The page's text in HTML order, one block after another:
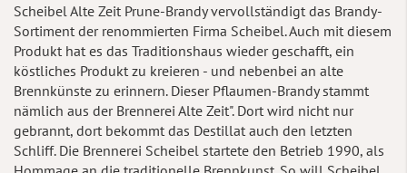
Scheibel Alte Zeit Prune-Brandy vervollständigt das Brandy-
Sortiment der renommierten Firma Scheibel. Auch mit diesem
Produkt hat es das Traditionshaus wieder geschafft, ein
köstliches Produkt zu kreieren - und nebenbei an alte
Brennkünste zu erinnern. Dieser Pflaumen-Brandy stammt
nämlich aus der Brennerei Alte Zeit". Dort wird nicht nur
gebrannt, dort bekommt das Destillat auch den letzten
Schliff. Die Brennerei Scheibel startete den Betrieb 1990, als